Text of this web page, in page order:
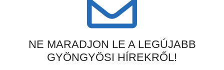
NE MARADJON LE A LEGÚJABB
GYÖNGYÖSI HÍREKRŐL!